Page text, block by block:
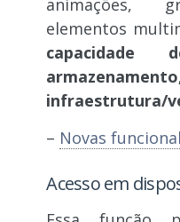
animações,
elementos
capacidade
infraestrutura/
– Novas
Acesso em